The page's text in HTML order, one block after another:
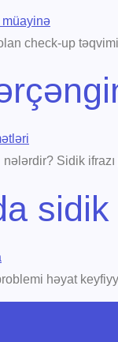
check-up
Sidik
sidik
həyat